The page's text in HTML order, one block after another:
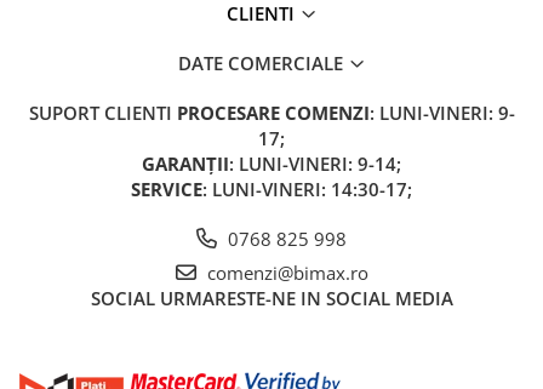
CLIENTI
DATE COMERCIALE
SUPORT CLIENTI PROCESARE COMENZI: LUNI-VINERI: 9-
17;
GARANȚII: LUNI-VINERI: 9-14;
SERVICE: LUNI-VINERI: 14:30-17;
0768 825 998
comenzi@bimax.ro
SOCIAL URMARESTE-NE IN SOCIAL MEDIA